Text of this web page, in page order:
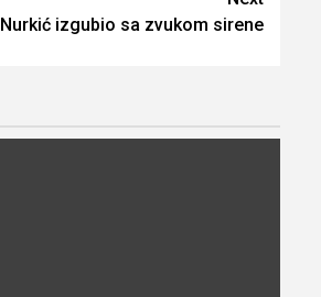
Nurkić izgubio sa zvukom sirene